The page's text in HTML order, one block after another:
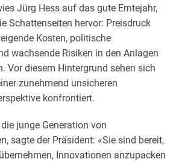
Jürg Hess auf das gute Erntejahr,
Schattenseiten hervor: Preisdruck
Kosten, politische
wachsende Risiken in den Anlagen
Vor diesem Hintergrund sehen sich
zunehmend unsicheren
konfrontiert.
junge Generation von
sagte der Präsident: «Sie sind bereit,
Innovationen anzupacken